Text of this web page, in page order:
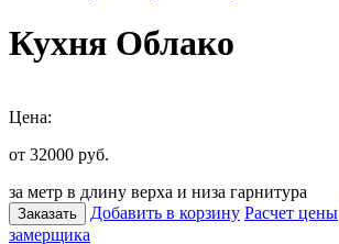
Кухня Облако
Цена:
от 32000 руб.
за метр в длину верха и низа гарнитура
Заказать Добавить в корзину Расчет цены
замерщика